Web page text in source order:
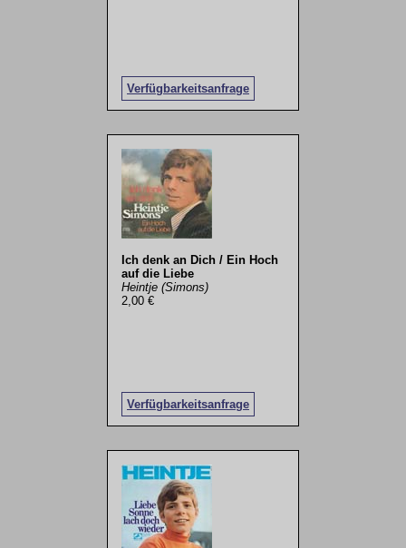
Verfügbarkeitsanfrage
Ich denk an Dich / Ein Hoch
auf die Liebe
Heintje (Simons)
2,00 €
Verfügbarkeitsanfrage